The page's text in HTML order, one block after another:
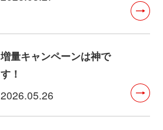
増量キャンペーンは神で
す！
2026.05.26